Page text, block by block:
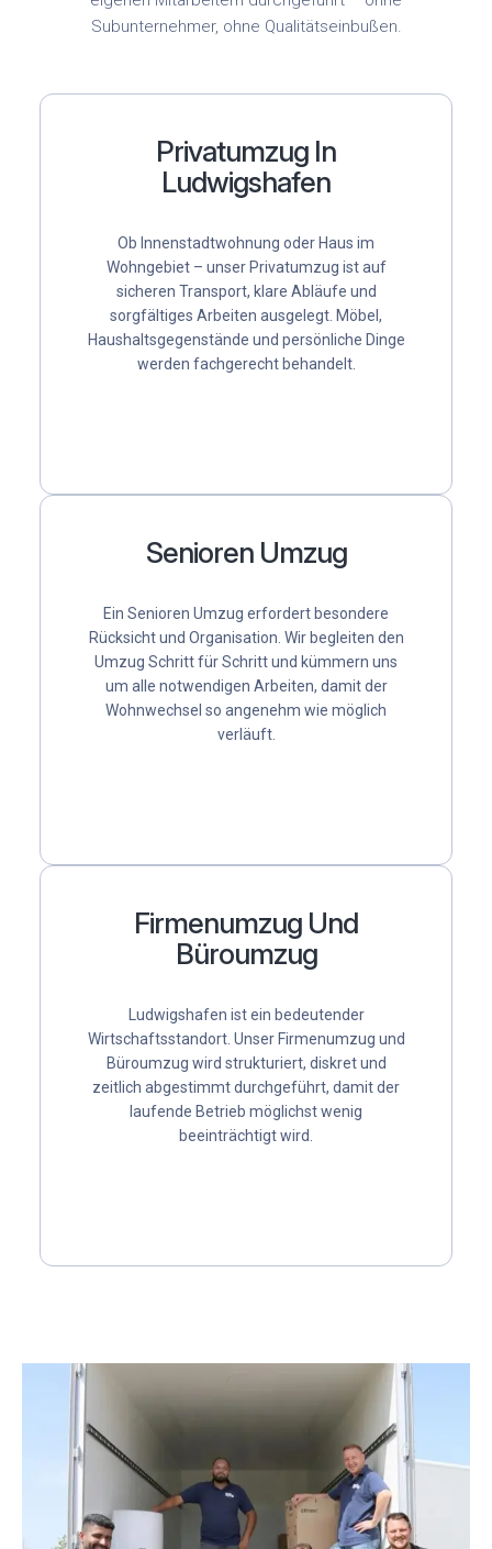
Subunternehmer, ohne Qualitätseinbußen.
Privatumzug In
Ludwigshafen
Ob Innenstadtwohnung oder Haus im
Wohngebiet – unser Privatumzug ist auf
sicheren Transport, klare Abläufe und
sorgfältiges Arbeiten ausgelegt. Möbel,
Haushaltsgegenstände und persönliche Dinge
werden fachgerecht behandelt.
Senioren Umzug
Ein Senioren Umzug erfordert besondere
Rücksicht und Organisation. Wir begleiten den
Umzug Schritt für Schritt und kümmern uns
um alle notwendigen Arbeiten, damit der
Wohnwechsel so angenehm wie möglich
verläuft.
Firmenumzug Und
Büroumzug
Ludwigshafen ist ein bedeutender
Wirtschaftsstandort. Unser Firmenumzug und
Büroumzug wird strukturiert, diskret und
zeitlich abgestimmt durchgeführt, damit der
laufende Betrieb möglichst wenig
beeinträchtigt wird.